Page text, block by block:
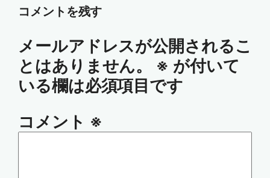
コメントを残す
メールアドレスが公開されるこ
とはありません。
※ が付いて
いる欄は必須項目です
コメント ※